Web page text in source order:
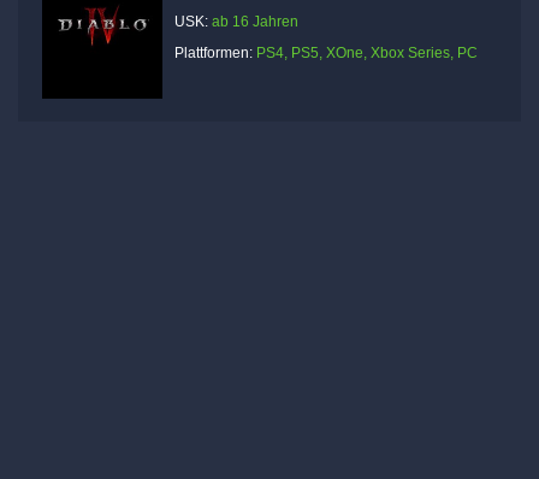
USK: ab 16 Jahren
Plattformen: PS4, PS5, XOne, Xbox Series, PC